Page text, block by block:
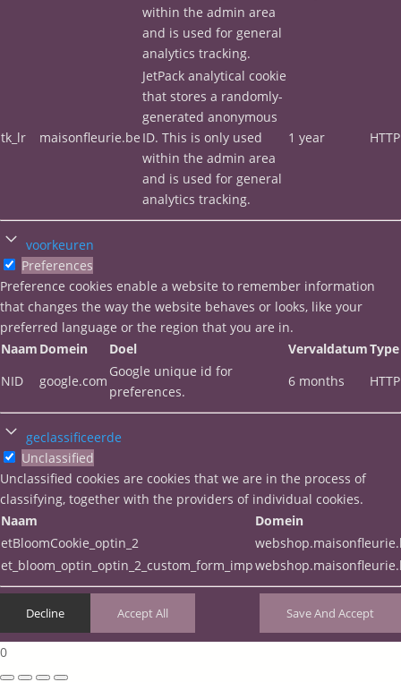
within the admin area
and is used for general
analytics tracking.
tk_lr maisonfleurie.be
JetPack analytical cookie
that stores a randomly-
generated anonymous
ID. This is only used
within the admin area
and is used for general
analytics tracking.
1 year HTTP
voorkeuren
Preferences
Preference cookies enable a website to remember information
that changes the way the website behaves or looks, like your
preferred language or the region that you are in.
Naam Domein Doel VervaldatumType
NID
google.com
Google unique id for
preferences.
6 months HTTP
geclassificeerde
Unclassified
Unclassified cookies are cookies that we are in the process of
classifying, together with the providers of individual cookies.
Naam
Domein
etBloomCookie_optin_2
et_bloom_optin_optin_2_custom_form_imp
Decline Accept All Save And Accept
0